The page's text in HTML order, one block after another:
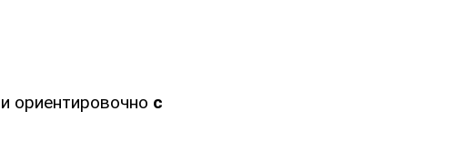
ориентировочно с